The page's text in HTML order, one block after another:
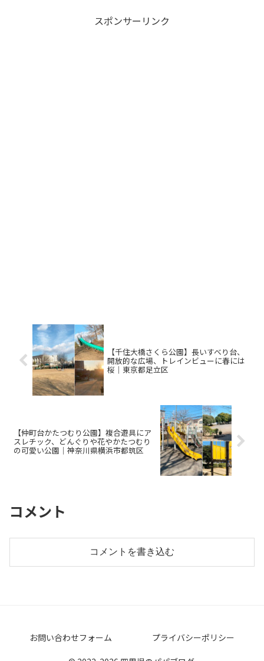
スポンサーリンク
【千住大橋さくら公園】長いすべり台、
開放的な広場、トレインビューに春には
桜｜東京都足立区
【仲町台かたつむり公園】複合遊具にア
スレチック、どんぐりや花やかたつむり
の可愛い公園｜神奈川県横浜市都筑区
コメント
コメントを書き込む
お問い合わせフォーム プライバシーポリシー